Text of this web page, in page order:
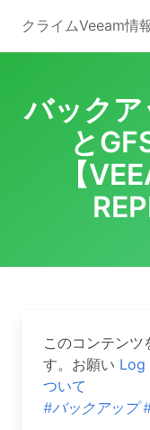
content
クライムVeeam情
バック
と
【
このコンテン
す。お願い Log
ついて
#バックアップ